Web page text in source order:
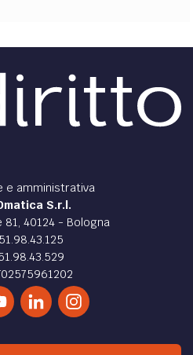
e amministrativa
S.r.l.
81, 40124 - Bologna